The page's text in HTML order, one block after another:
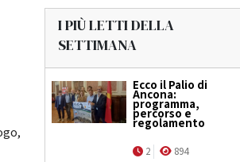
I PIÙ LETTI DELLA
SETTIMANA
Ecco il Palio di
Ancona:
programma,
percorso e
regolamento
2 894